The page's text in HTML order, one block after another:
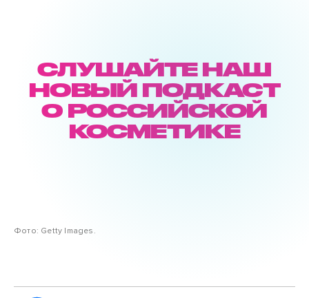
СЛУШАЙТЕ НАШ
НОВЫЙ ПОДКАСТ
О РОССИЙСКОЙ
КОСМЕТИКЕ
Фото: Getty Images.